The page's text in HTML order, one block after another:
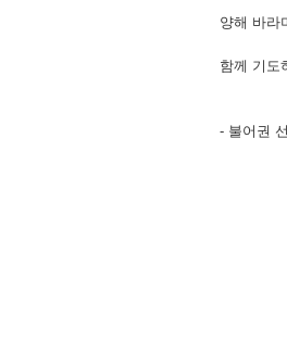
양해 바라
함께 기도
- 불어권